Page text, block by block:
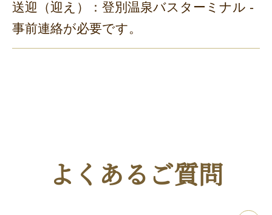
送迎（迎え）：登別温泉バスターミナル -
事前連絡が必要です。
よくあるご質問